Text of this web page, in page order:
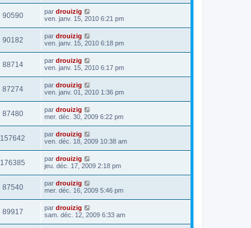
90590 par drouizig
ven. janv. 15, 2010 6:21 pm
90182 par drouizig
ven. janv. 15, 2010 6:18 pm
88714 par drouizig
ven. janv. 15, 2010 6:17 pm
87274 par drouizig
ven. janv. 01, 2010 1:36 pm
87480 par drouizig
mer. déc. 30, 2009 6:22 pm
157642 par drouizig
ven. déc. 18, 2009 10:38 am
176385 par drouizig
jeu. déc. 17, 2009 2:18 pm
87540 par drouizig
mer. déc. 16, 2009 5:46 pm
89917 par drouizig
sam. déc. 12, 2009 6:33 am